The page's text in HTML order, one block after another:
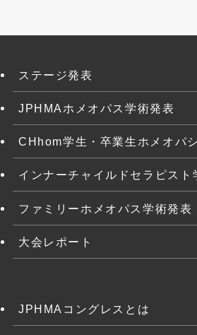
ステージ発表
JPHMAホメオパス学術発表
CHhom学生・卒業生ホメオパ
インナーチャイルドセラピスト
ファミリーホメオパス学術発表
大会レポート
JPHMAコングレスとは